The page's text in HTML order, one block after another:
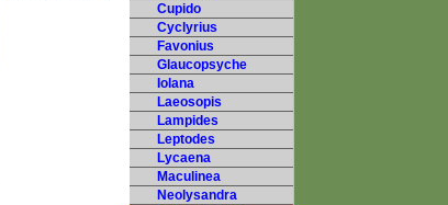
Cupido
Cyclyrius
Favonius
Glaucopsyche
Iolana
Laeosopis
Lampides
Leptodes
Lycaena
Maculinea
Neolysandra